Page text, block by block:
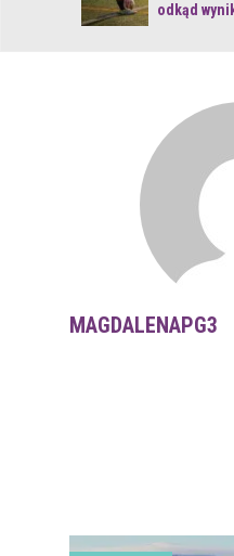
odkąd
MAGDALENAPG3